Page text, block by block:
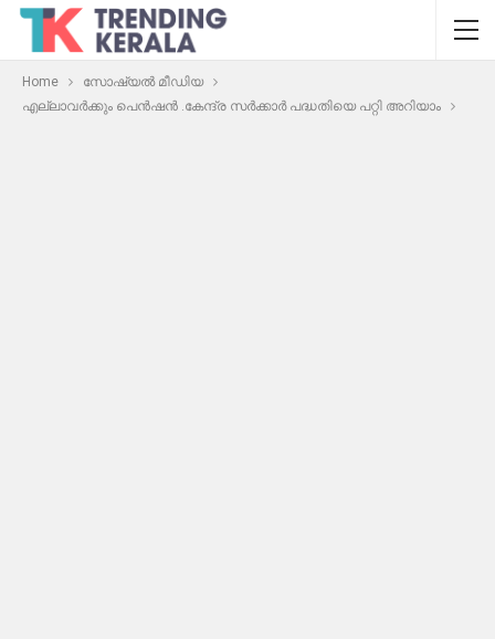
Home
സോഷ്യൽ മീഡിയ
എല്ലാവർക്കും പെൻഷൻ .കേന്ദ്ര സർക്കാർ പദ്ധതിയെ പറ്റി അറിയാം